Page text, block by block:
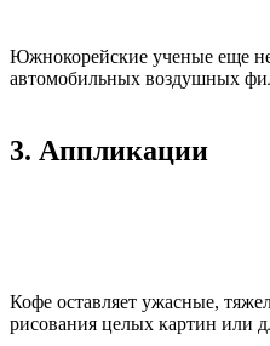
Южнокорейские ученые еще
автомобильных воздушных
3. Аппликации
Кофе оставляет ужасные,
рисования целых картин или